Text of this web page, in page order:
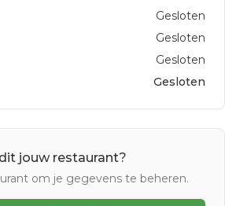
Gesloten
Gesloten
Gesloten
Gesloten
jouw restaurant?
om je gegevens te beheren.